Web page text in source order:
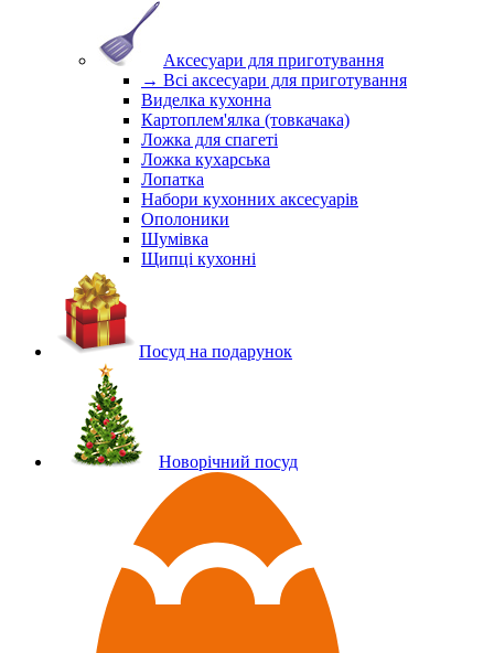
Аксесуари для приготування
→ Всі аксесуари для приготування
Виделка кухонна
Картоплем'ялка (товкачака)
Ложка для спагеті
Ложка кухарська
Лопатка
Набори кухонних аксесуарів
Ополоники
Шумівка
Щипці кухонні
Посуд на подарунок
Новорічний посуд